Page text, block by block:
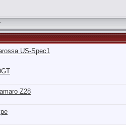
US-Spec1
Z28